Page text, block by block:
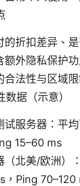
的折扣差异、
额外隐私保护
合法性与区域限
据（示意）
试服务器：平
15–60 ms
（北美/欧洲）
，Ping 70–120